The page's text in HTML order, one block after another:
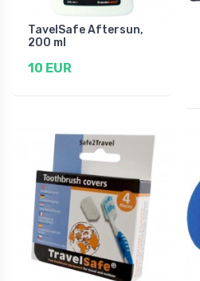
TavelSafe Aftersun,
200 ml
10 EUR